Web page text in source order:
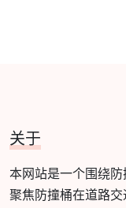
关于
本网站是一个围绕防
聚焦防撞桶在道路